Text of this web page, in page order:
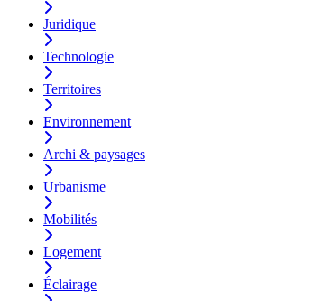
Juridique
Technologie
Territoires
Environnement
Archi & paysages
Urbanisme
Mobilités
Logement
Éclairage